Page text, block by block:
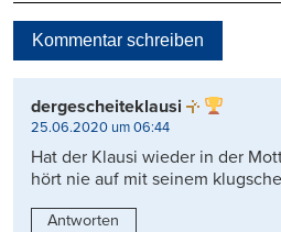
Kommentar schreiben
dergescheiteklausi
25.06.2020 um 06:44
Hat der Klausi wieder in der
hört nie auf mit seinem
Antworten